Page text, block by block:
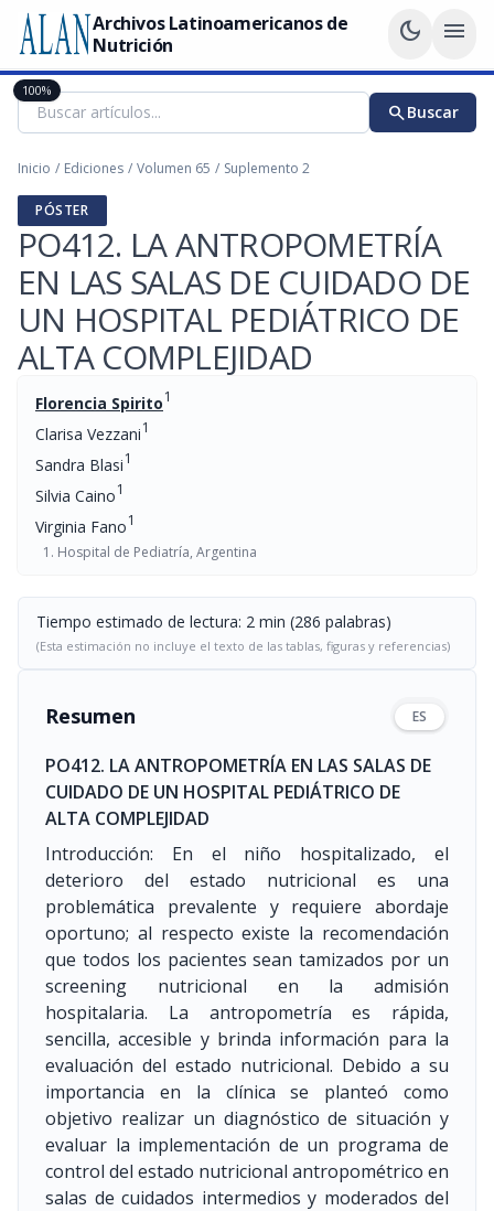
Archivos Latinoamericanos de
Nutrición
dark_mode menu
searchBuscar
Inicio / Ediciones / Volumen 65 / Suplemento 2
PÓSTER
PO412. LA ANTROPOMETRÍA
EN LAS SALAS DE CUIDADO DE
UN HOSPITAL PEDIÁTRICO DE
ALTA COMPLEJIDAD
Florencia Spirito1
Clarisa Vezzani1
Sandra Blasi1
Silvia Caino1
Virginia Fano1
Hospital de Pediatría, Argentina
Tiempo estimado de lectura: 2 min (286 palabras)
(Esta estimación no incluye el texto de las tablas, figuras y referencias)
Resumen ES
PO412. LA ANTROPOMETRÍA EN LAS SALAS DE
CUIDADO DE UN HOSPITAL PEDIÁTRICO DE
ALTA COMPLEJIDAD
Introducción: En el niño hospitalizado, el
deterioro del estado nutricional es una
problemática prevalente y requiere abordaje
oportuno; al respecto existe la recomendación
que todos los pacientes sean tamizados por un
screening nutricional en la admisión
hospitalaria. La antropometría es rápida,
sencilla, accesible y brinda información para la
evaluación del estado nutricional. Debido a su
importancia en la clínica se planteó como
objetivo realizar un diagnóstico de situación y
evaluar la implementación de un programa de
control del estado nutricional antropométrico en
salas de cuidados intermedios y moderados del
100%